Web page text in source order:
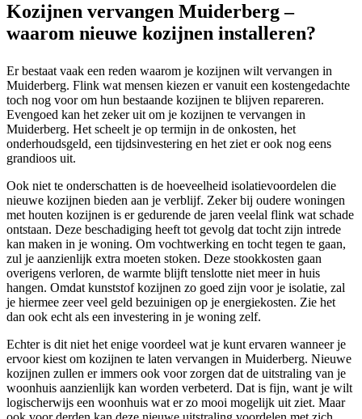
Kozijnen vervangen Muiderberg –
waarom nieuwe kozijnen installeren?
Er bestaat vaak een reden waarom je kozijnen wilt vervangen in
Muiderberg. Flink wat mensen kiezen er vanuit een kostengedachte
toch nog voor om hun bestaande kozijnen te blijven repareren.
Evengoed kan het zeker uit om je kozijnen te vervangen in
Muiderberg. Het scheelt je op termijn in de onkosten, het
onderhoudsgeld, een tijdsinvestering en het ziet er ook nog eens
grandioos uit.
Ook niet te onderschatten is de hoeveelheid isolatievoordelen die
nieuwe kozijnen bieden aan je verblijf. Zeker bij oudere woningen
met houten kozijnen is er gedurende de jaren veelal flink wat schade
ontstaan. Deze beschadiging heeft tot gevolg dat tocht zijn intrede
kan maken in je woning. Om vochtwerking en tocht tegen te gaan,
zul je aanzienlijk extra moeten stoken. Deze stookkosten gaan
overigens verloren, de warmte blijft tenslotte niet meer in huis
hangen. Omdat kunststof kozijnen zo goed zijn voor je isolatie, zal
je hiermee zeer veel geld bezuinigen op je energiekosten. Zie het
dan ook echt als een investering in je woning zelf.
Echter is dit niet het enige voordeel wat je kunt ervaren wanneer je
ervoor kiest om kozijnen te laten vervangen in Muiderberg. Nieuwe
kozijnen zullen er immers ook voor zorgen dat de uitstraling van je
woonhuis aanzienlijk kan worden verbeterd. Dat is fijn, want je wilt
logischerwijs een woonhuis wat er zo mooi mogelijk uit ziet. Maar